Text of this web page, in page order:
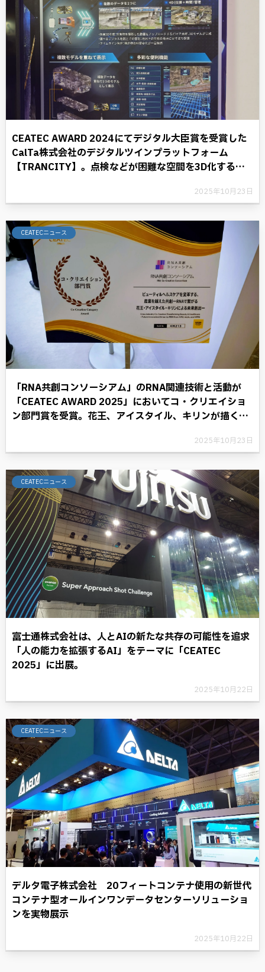
CEATEC AWARD 2024にてデジタル大臣賞を受賞した
CalTa株式会社のデジタルツインプラットフォーム
【TRANCITY】。点検などが困難な空間を3D化するこ
2025年10月23日
CEATECニュース
「RNA共創コンソーシアム」のRNA関連技術と活動が
「CEATEC AWARD 2025」においてコ・クリエイショ
ン部門賞を受賞。花王、アイスタイル、キリンが描く
2025年10月23日
CEATECニュース
富士通株式会社は、人とAIの新たな共存の可能性を追求
「人の能力を拡張するAI」をテーマに「CEATEC
2025」に出展。
2025年10月22日
CEATECニュース
デルタ電子株式会社 20フィートコンテナ使用の新世代
コンテナ型オールインワンデータセンターソリューショ
ンを実物展示
2025年10月22日